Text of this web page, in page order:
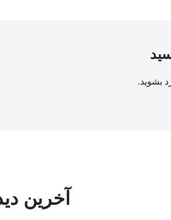
بشوید.
آخرین